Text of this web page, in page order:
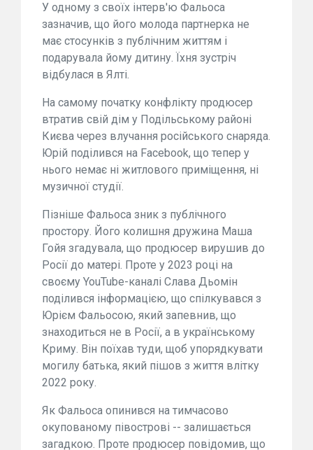
У одному з своїх інтерв'ю Фальоса
зазначив, що його молода партнерка не
має стосунків з публічним життям і
подарувала йому дитину. Їхня зустріч
відбулася в Ялті.
На самому початку конфлікту продюсер
втратив свій дім у Подільському районі
Києва через влучання російського снаряда.
Юрій поділився на Facebook, що тепер у
нього немає ні житлового приміщення, ні
музичної студії.
Пізніше Фальоса зник з публічного
простору. Його колишня дружина Маша
Гойя згадувала, що продюсер вирушив до
Росії до матері. Проте у 2023 році на
своєму YouTube-каналі Слава Дьомін
поділився інформацією, що спілкувався з
Юрієм Фальосою, який запевнив, що
знаходиться не в Росії, а в українському
Криму. Він поїхав туди, щоб упорядкувати
могилу батька, який пішов з життя влітку
2022 року.
Як Фальоса опинився на тимчасово
окупованому півострові -- залишається
загадкою. Проте продюсер повідомив, що